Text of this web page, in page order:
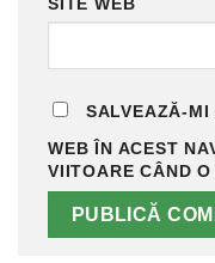
SALVEAZĂ-
WEB ÎN ACEST
VIITOARE CÂND